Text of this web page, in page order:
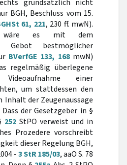
grundsätzlich nicht
BGH, Beschluss vom 15.
61, 221, 230 ff. mwN).
es mit dem
Gebot bestmöglicher
BVerfGE 133, 168mwN)
regelmäßig überlegene
einer
um stattdessen den
der Zeugenaussage
der Gesetzgeber in §
252 StPO verweist und in
Prozedere vorschreibt
dieser Regelung BGH,
-3 StR 185/03, aaO S. 78